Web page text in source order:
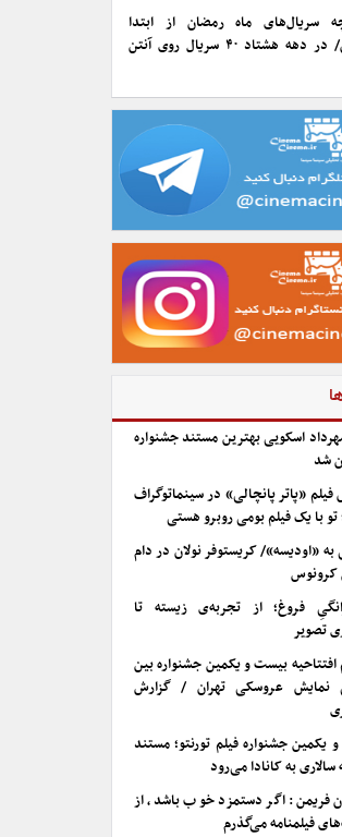
سریال‌های ماه رمضان از ابتدا
تاکنون/ در دهه هشتاد ۴۰ سریال روی آنتن
اسکویی بهترین مستند جشنواره
شد
«پاتر پانچالی» در سینماتوگراف
تو با یک فیلم بومی روبرو هستی
به «اودیسه»/ کریستوفر نولان در دام
کرونوس
فروغ؛ از تجربه‌ی زیسته تا
تصویر
افتتاحیه بیست و یکمین جشنواره بین
نمایش عروسکی تهران / گزارش
و یکمین جشنواره فیلم تورنتو؛ مستند
سالاری به کانادا می‌رود
فریمن: اگر دستمزد خوب باشد، از
فیلمنامه می‌گذرم